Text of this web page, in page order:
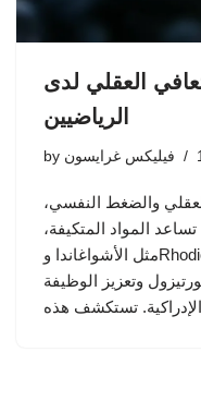
العقلي لدى
الرياضيين
by فيليكس غرايسون
والضغط النفسي،
المواد المتكيفة،
مثل الأشواغاندا وRhodiola rosea، في تقليل هذه التحديات
وتعزيز الوظيفة